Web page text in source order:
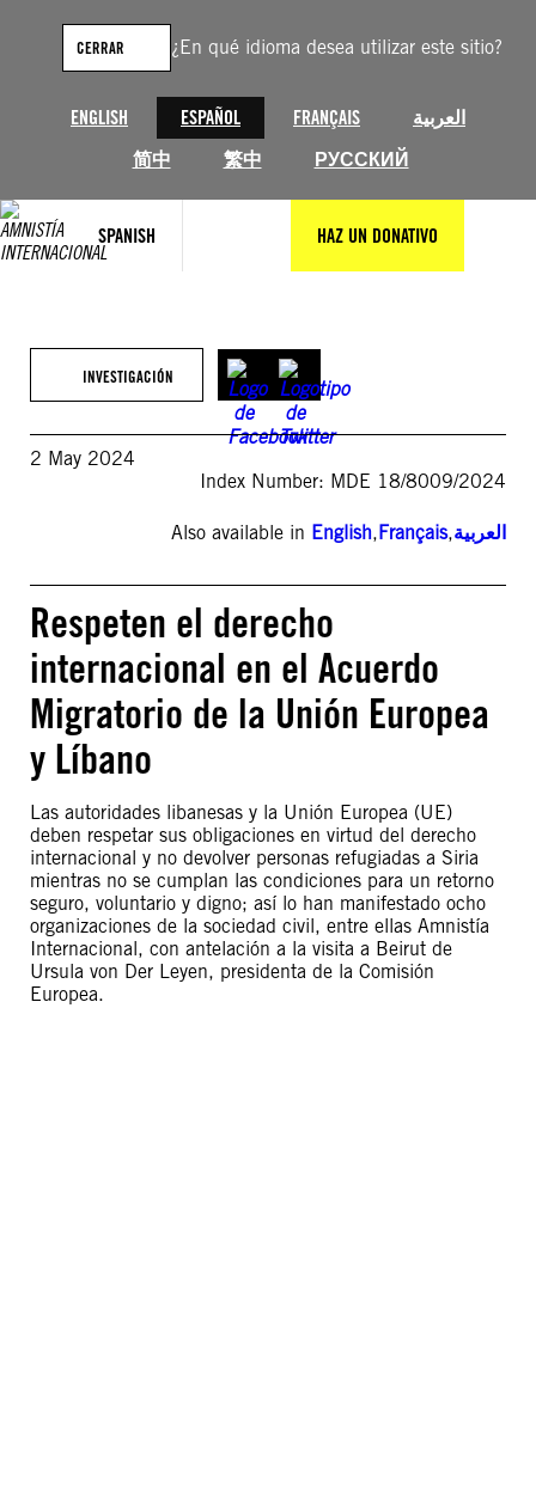
¿En qué idioma desea utilizar este sitio?
ENGLISH ESPAÑOL FRANÇAIS
العربية
简中
繁中 РУССКИЙ
CERRAR
SPANISH HAZ UN DONATIVO
contenido
INVESTIGACIÓN
2 May 2024
Index Number: MDE 18/8009/2024
Also available in English,Français,العربية
Respeten el derecho
internacional en el Acuerdo
Migratorio de la Unión Europea
y Líbano
Las autoridades libanesas y la Unión Europea (UE)
deben respetar sus obligaciones en virtud del derecho
internacional y no devolver personas refugiadas a Siria
mientras no se cumplan las condiciones para un retorno
seguro, voluntario y digno; así lo han manifestado ocho
organizaciones de la sociedad civil, entre ellas Amnistía
Internacional, con antelación a la visita a Beirut de
Ursula von Der Leyen, presidenta de la Comisión
Europea.